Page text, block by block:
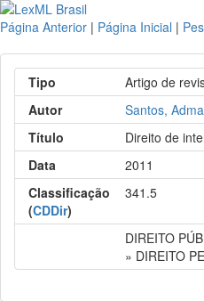
Página Anterior | Página Inicial |
Tipo
Artigo de
Autor
Santos,
Título
Direito de
Data
2011
Classificação
(CDDir)
341.5
DIREITO
» DIREITO